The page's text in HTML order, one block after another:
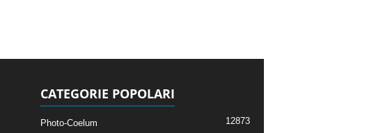
CATEGORIE POPOLARI
Photo-Coelum 12873